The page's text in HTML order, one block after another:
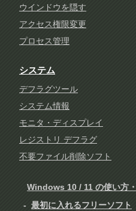
ウインドウを隠す
アクセス権限変更
プロセス管理
システム
デフラグツール
システム情報
モニタ・ディスプレイ
レジストリ デフラグ
不要ファイル削除ソフト
Windows 10 / 11 の使い方
最初に入れるフリーソフト